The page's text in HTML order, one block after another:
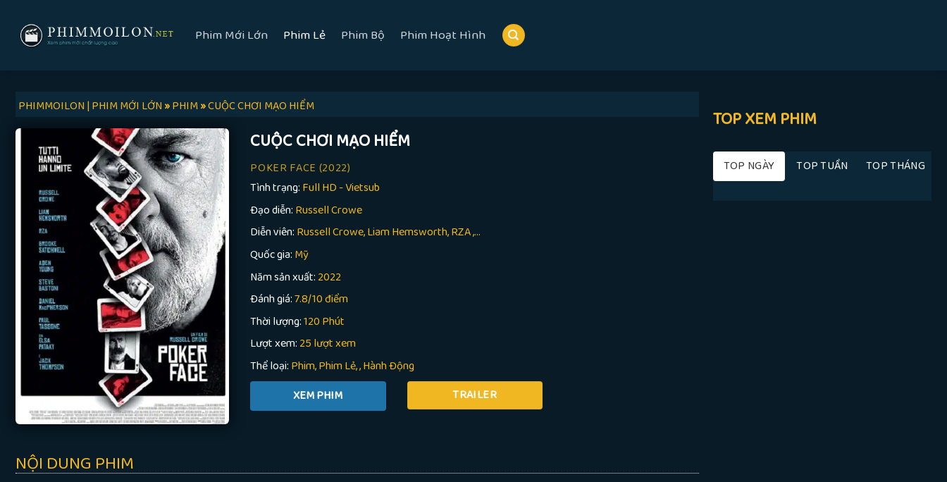
content
Phim Mới Lớn Phim Lẻ Phim Bộ Phim Hoạt Hình
PHIMMOILON | PHIM MỚI LỚN »PHIM»CUỘC CHƠI MẠO HIỂM
CUỘC CHƠI MẠO HIỂM
POKER FACE (2022)
Tình trạng: Full HD - Vietsub
Đạo diễn: Russell Crowe
Diễn viên: Russell Crowe, Liam Hemsworth, RZA ,...
Quốc gia: Mỹ
Năm sản xuất: 2022
Đánh giá:7.8/10 điểm
Thời lượng:120 Phút
Lượt xem: 25 lượt xem
Thể loại: Phim Phim Lẻ ,Hành Động
TRAILER
NỘI DUNG PHIM
TOP XEM PHIM
TOP NGÀY TOP TUẦN TOP THÁNG